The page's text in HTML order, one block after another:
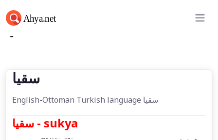
سقيا
سقيا
English-Ottoman Turkish language سقيا
سقيا - sukya